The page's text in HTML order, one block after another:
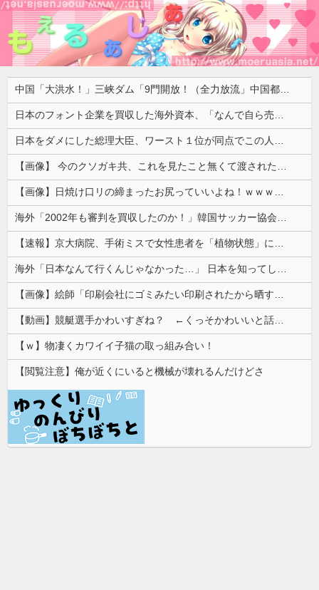
中国「大洪水！」三峡ダム「9門開放！（全力放流」中国都市「三峡沿線の道路水没」中国政府「高速道路封鎖！」中国ダム「緊急放流に合わせて開門（土砂崩れ発生」→
日本のフォント企業を買収した海外資本、「なんで自ら売上ゼロにするようなことするの」とドン引きするような方針転換を……
日本をダメにした総理大臣、ワースト１位が同点でこの人ｗｗｗｗｗｗ
【画像】 今のクソガキ共、これを見たこと無くて渡されたらパニクるらしいｗｗｗｗｗｗｗｗｗｗｗｗｗ
【画像】日焼け口リの締まったお尻っていいよね！ｗｗｗｗｗ
海外「2002年も審判を買収したのか！」韓国サッカー協会による国際試合の審判買収が発覚し大騒ぎ！【海外の反応】
【速報】京大病院、手術ミスで女性患者を「植物状態」にしてしまう・・・
海外「日本なんて行くんじゃなかった…」 日本を知ってしまったディズニー信者、帰国後『本家』に失望する事態に
【画像】絵師「印刷会社にゴミみたい印刷されたから晒すわ」→お前がクレーマーだと大炎上
【動画】競艇選手かわいすぎね？ ←くっそかわいいと話題にｗｗｗ 【Pickup07092031】
【ｗ】物凄くカワイイ子猫の取っ組み合い！
【閲覧注意】俺が近くにいると機械が壊れるんだけどさ